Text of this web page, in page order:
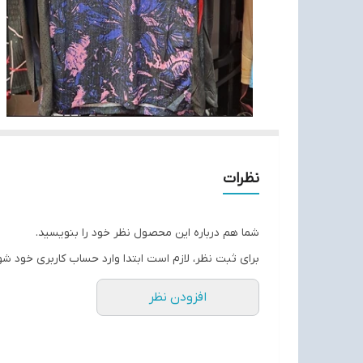
نظرات
شما هم درباره این محصول نظر خود را بنویسید.
برای ثبت نظر، لازم است ابتدا وارد حساب کاربری خود
افزودن نظر